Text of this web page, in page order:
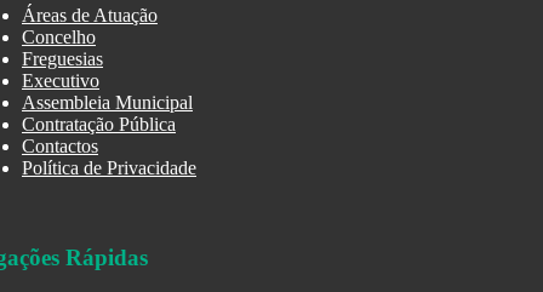
Áreas de Atuação
Concelho
Freguesias
Executivo
Assembleia Municipal
Contratação Pública
Contactos
Política de Privacidade
Rápidas